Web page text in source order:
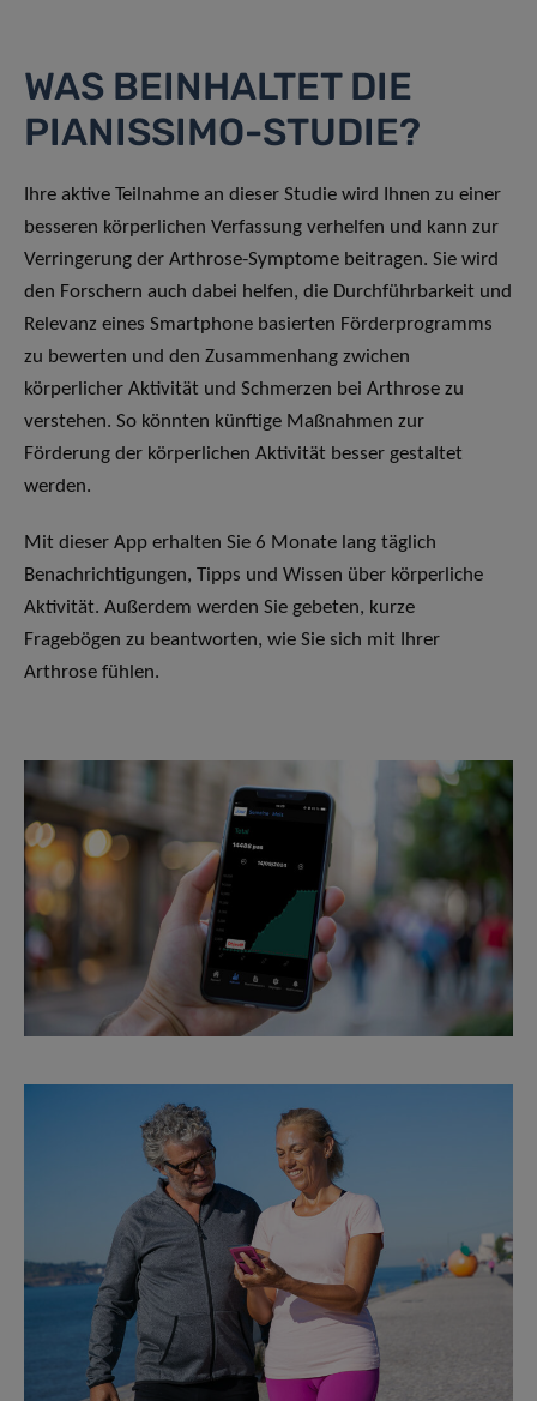
WAS BEINHALTET DIE
PIANISSIMO-STUDIE?
Ihre aktive Teilnahme an dieser Studie wird Ihnen zu einer
besseren körperlichen Verfassung verhelfen und kann zur
Verringerung der Arthrose-Symptome beitragen. Sie wird
den Forschern auch dabei helfen, die Durchführbarkeit und
Relevanz eines Smartphone basierten Förderprogramms
zu bewerten und den Zusammenhang zwichen
körperlicher Aktivität und Schmerzen bei Arthrose zu
verstehen. So könnten künftige Maßnahmen zur
Förderung der körperlichen Aktivität besser gestaltet
werden.
Mit dieser App erhalten Sie 6 Monate lang täglich
Benachrichtigungen, Tipps und Wissen über körperliche
Aktivität. Außerdem werden Sie gebeten, kurze
Fragebögen zu beantworten, wie Sie sich mit Ihrer
Arthrose fühlen.